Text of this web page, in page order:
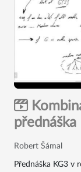
přednáška
Robert Šámal
Přednáška KG3 v